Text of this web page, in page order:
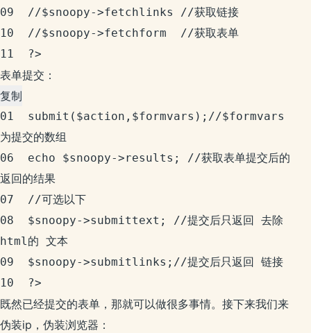
09	//$snoopy->fetchlinks //获取链接
10	//$snoopy->fetchform  //获取表单
11	?>
表单提交：
复制
submit($action,$formvars);//$formvars
为提交的数组
06	echo $snoopy->results; //获取表单提交后的
返回的结果
07	//可选以下
08	$snoopy->submittext; //提交后只返回 去除
html的 文本
09	$snoopy->submitlinks;//提交后只返回 链接
10	?>
既然已经提交的表单，那就可以做很多事情。接下来我们来
伪装ip，伪装浏览器：